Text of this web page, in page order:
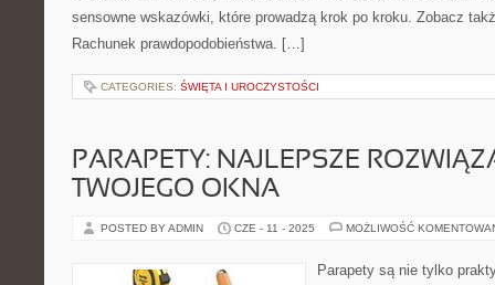
sensowne wskazówki, które prowadzą krok po kroku. Zobacz
Rachunek prawdopodobieństwa. […]
CATEGORIES: ŚWIĘTA I UROCZYSTOŚCI
PARAPETY: NAJLEPSZE
TWOJEGO OKNA
POSTED BY ADMIN CZE - 11 - 2025 MOŻLIWOŚĆ
Parapety są nie tylko